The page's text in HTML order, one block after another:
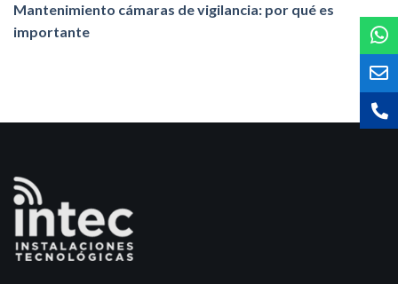
Mantenimiento cámaras de vigilancia: por qué es
importante